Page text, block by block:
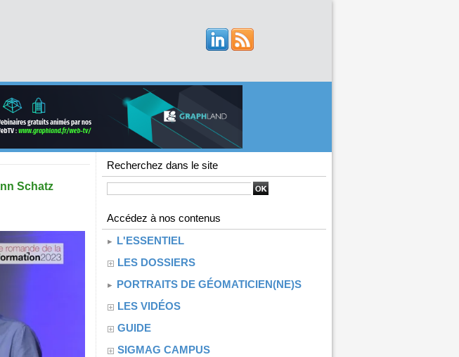
Schatz
Recherchez dans le site
Accédez à nos contenus
L'ESSENTIEL
LES DOSSIERS
PORTRAITS DE GÉOMATICIEN(NE)S
LES VIDÉOS
GUIDE
SIGMAG CAMPUS